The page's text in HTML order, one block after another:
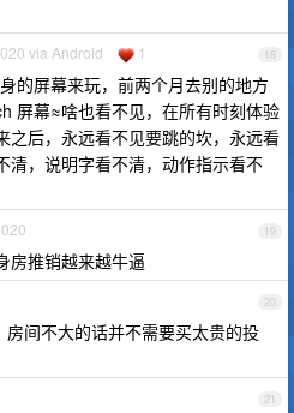
18
via Android 1
的屏幕来玩，前两个月去别的地方
屏幕≈啥也看不见，在所有时刻体验
之后，永远看不见要跳的坎，永远看
清，说明字看不清，动作指示看不
19
房推销越来越牛逼
20
间不大的话并不需要买太贵的投
21